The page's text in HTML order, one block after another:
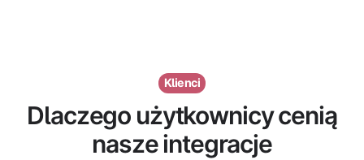
Klienci
Dlaczego użytkownicy cenią
nasze integracje